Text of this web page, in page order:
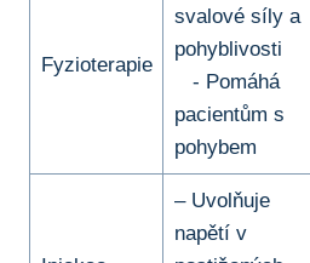
Fyzioterapie
‌svalové síly‍ a
‍pohyblivosti
‌ ​ ⁤ -‌ Pomáhá
‌pacientům s
pohybem
– ⁣Uvolňuje‍
napětí​ v